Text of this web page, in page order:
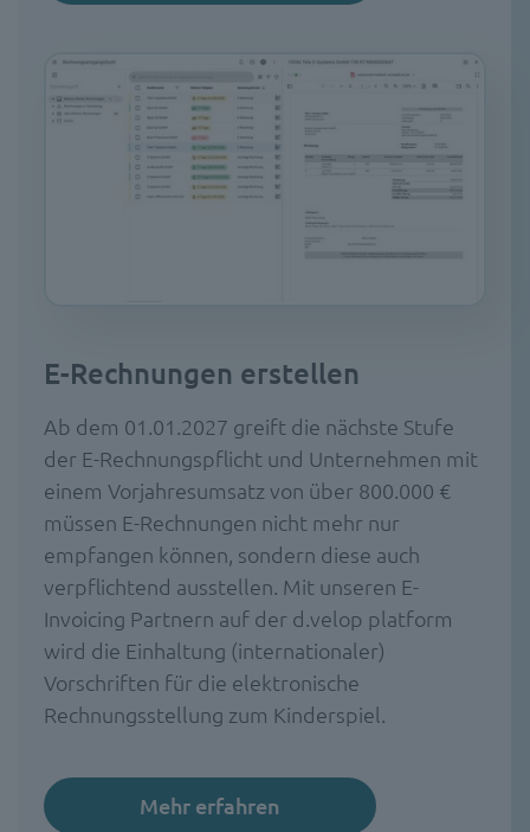
E-Rechnungen erstellen
Ab dem 01.01.2027 greift die nächste Stufe
der E-Rechnungspflicht und Unternehmen mit
einem Vorjahresumsatz von über 800.000 €
müssen E-Rechnungen nicht mehr nur
empfangen können, sondern diese auch
verpflichtend ausstellen. Mit unseren E-
Invoicing Partnern auf der d.velop platform
wird die Einhaltung (internationaler)
Vorschriften für die elektronische
Rechnungsstellung zum Kinderspiel.
Mehr erfahren